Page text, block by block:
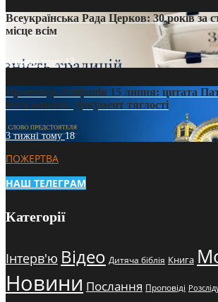
Всеукраїнська Рада Церков: 30 років за
місце всім
3 тижні тому13
Проповідь Епіфанія 15 липня: цитата
його амвона. Документ тяглості
3 тижні тому18
ПОЖЕРТВА
НАШ ТЕЛЕГРАМ
Категорії
Інтерв'ю Відео Дитяча біблія Книга
Новини Послання Проповіді